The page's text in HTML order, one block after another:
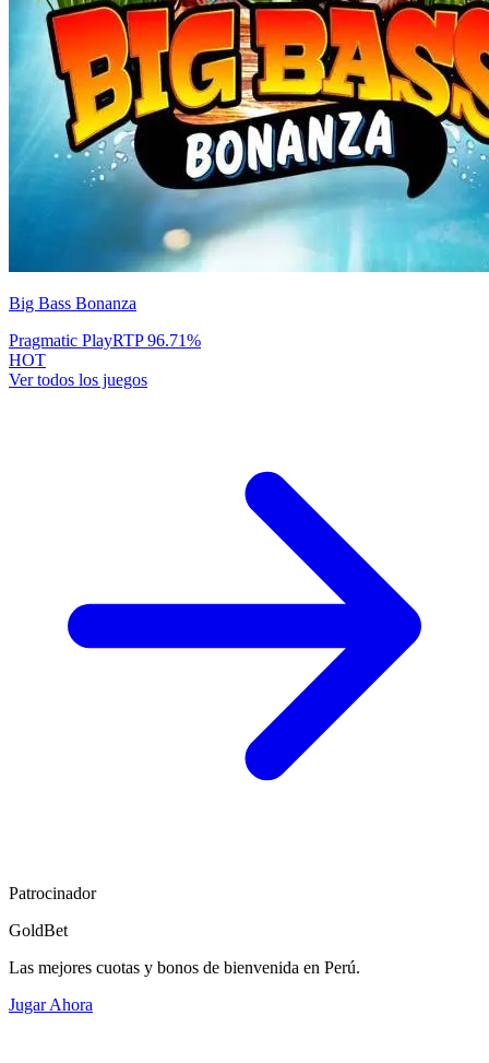
Big Bass Bonanza
Pragmatic PlayRTP96.71%
HOT
Ver todos los juegos
Patrocinador
GoldBet
Las mejores cuotas y bonos de bienvenida en Perú.
Jugar Ahora